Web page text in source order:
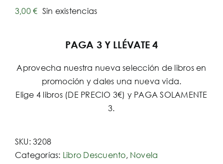
3,00€ Sin existencias
PAGA 3 Y LLÉVATE 4
Aprovecha nuestra nueva selección de libros en
promoción y dales una nueva vida.
Elige 4 libros (DE PRECIO 3€) y PAGA SOLAMENTE
3.
SKU:3208
Categorías: Libro Descuento, Novela